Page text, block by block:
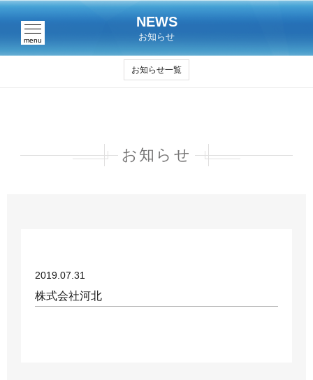
menu
NEWS
お知らせ
お知らせ一覧
お知らせ
2019.07.31
株式会社河北